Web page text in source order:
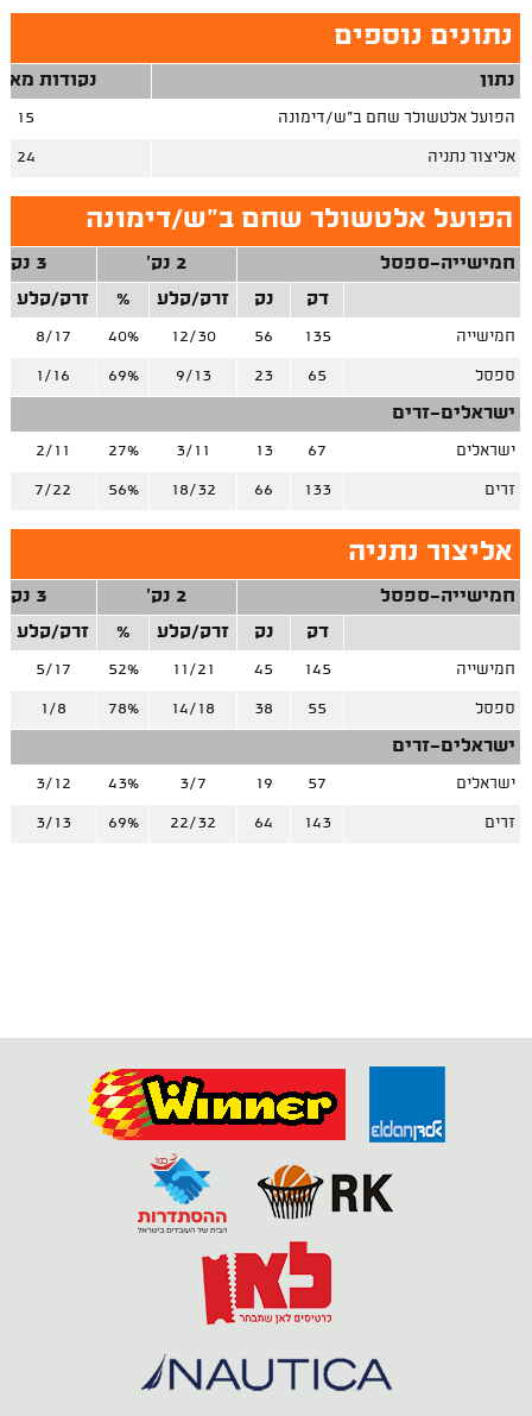
נתונים נוספים
נתון נקודות
הפועל אלטשולר שחם ב"ש/דימונה 15
אליצור נתניה 24
הפועל אלטשולר שחם ב"ש/דימונה
חמישייה-ספסל 2 נק'
3 נק'
דק
נק זרק/קלע % זרק/קלע
חמישייה 135
56
12/30
40%
8/17
ספסל 65
23
9/13
69%
1/16
ישראלים-זרים
ישראלים 67
13
3/11
27%
2/11
זרים 133
66
18/32
56%
7/22
אליצור נתניה
חמישייה-ספסל 2 נק'
3 נק'
דק
נק זרק/קלע % זרק/קלע
חמישייה 145
45
11/21
52%
5/17
ספסל 55
38
14/18
78%
1/8
ישראלים-זרים
ישראלים 57
19
3/7
43%
3/12
זרים 143
64
22/32
69%
3/13